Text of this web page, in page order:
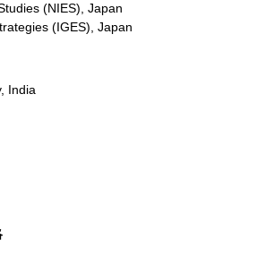
(NIES), Japan
(IGES), Japan
India